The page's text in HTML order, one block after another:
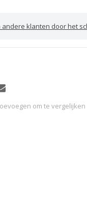
andere klanten door het
om te vergelijken